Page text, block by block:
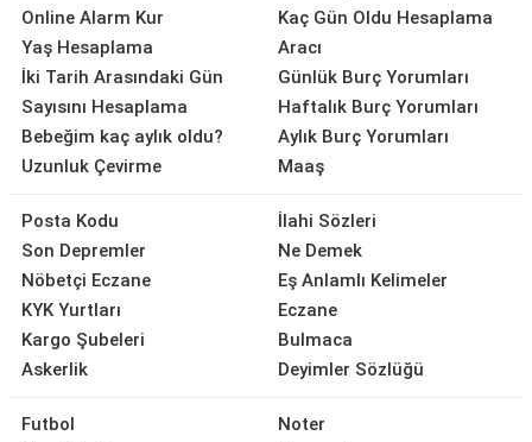
Online Alarm Kur
Yaş Hesaplama
İki Tarih Arasındaki Gün
Sayısını Hesaplama
Bebeğim kaç aylık oldu?
Uzunluk Çevirme
Kaç Gün Oldu Hesaplama
Aracı
Günlük Burç Yorumları
Haftalık Burç Yorumları
Aylık Burç Yorumları
Maaş
Posta Kodu
Son Depremler
Nöbetçi Eczane
KYK Yurtları
Kargo Şubeleri
Askerlik
İlahi Sözleri
Ne Demek
Eş Anlamlı Kelimeler
Eczane
Bulmaca
Deyimler Sözlüğü
Futbol
Noter